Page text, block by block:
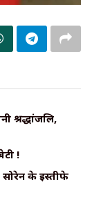
श्रद्धांजलि,
!
सोरेन के इस्तीफे